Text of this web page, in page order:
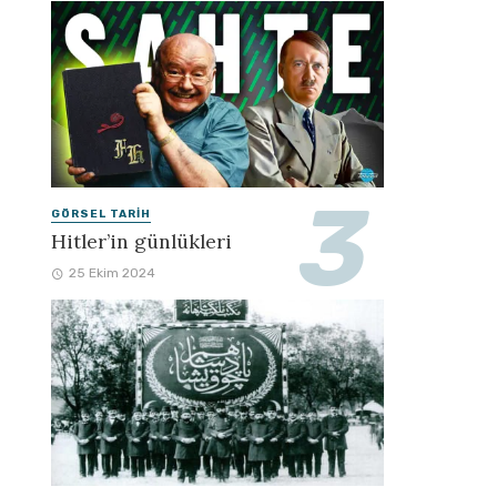
GÖRSEL TARIH
Hitler’in günlükleri
25 Ekim 2024